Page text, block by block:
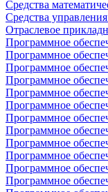
Средства
Средства
Отраслевое
Программное
Программное
Программное
Программное
Программное
Программное
Программное
Программное
Программное
Программное
Программное
Программное